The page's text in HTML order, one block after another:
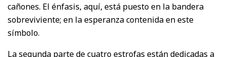
cañones. El énfasis, aquí, está puesto en la bandera
sobreviviente; en la esperanza contenida en este
símbolo.
La segunda parte de cuatro estrofas están dedicadas a